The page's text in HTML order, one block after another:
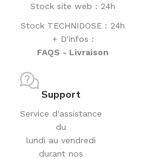
Stock site web : 24h
Stock TECHNIDOSE : 24h
+ D'infos :
FAQS - Livraison
Support
Service d'assistance
du
lundi au vendredi
durant nos